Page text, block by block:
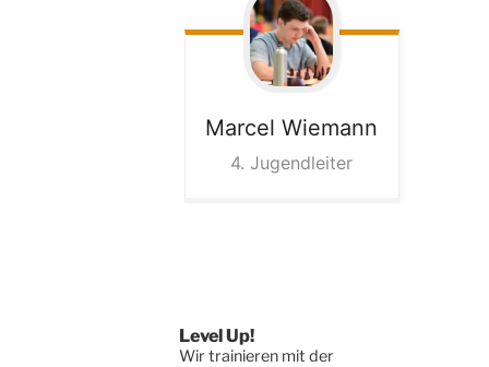
Marcel Wiemann
4. Jugendleiter
Level Up!
Wir trainieren mit der